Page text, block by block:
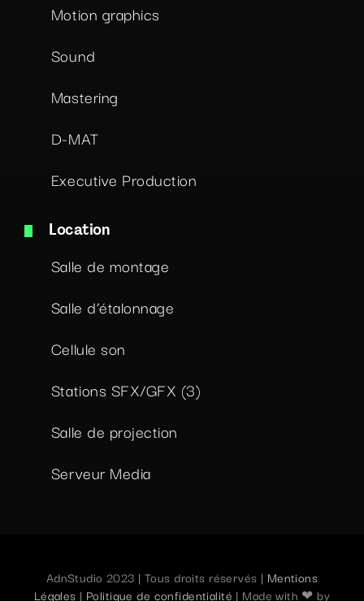
Motion graphics
Sound
Mastering
D-MAT
Executive Production
Location
Salle de montage
Salle d’étalonnage
Cellule son
Stations SFX/GFX (3)
Salle de projection
Serveur Media
AdnStudio 2023 | Tous droits réservés | Mentions
Légales | Politique de confidentialité | Made with ❤ by